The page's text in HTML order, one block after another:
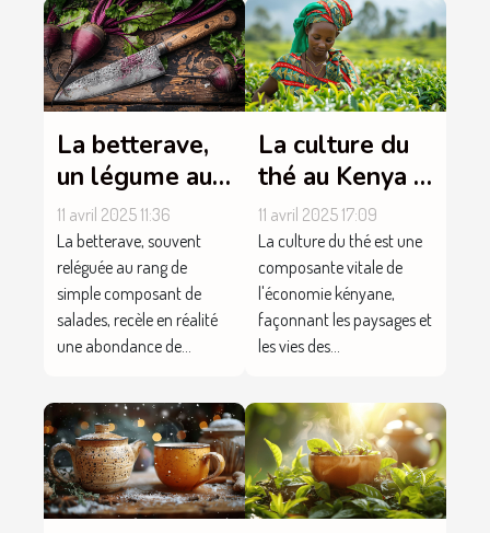
La betterave,
un légume aux
mille vertus
11 avril 2025 11:36
La betterave, souvent
reléguée au rang de
simple composant de
salades, recèle en réalité
une abondance de...
La culture du
thé au Kenya :
plongée au
cœur des
plantations
11 avril 2025 17:09
La culture du thé est une
composante vitale de
l'économie kényane,
façonnant les paysages et
les vies des...